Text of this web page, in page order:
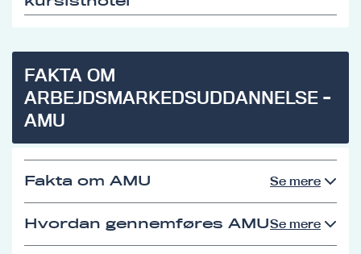
FAKTA OM
ARBEJDSMARKEDSUDDANNELSE -
AMU
Fakta om AMU Se mere
Hvordan gennemføres AMUSe mere